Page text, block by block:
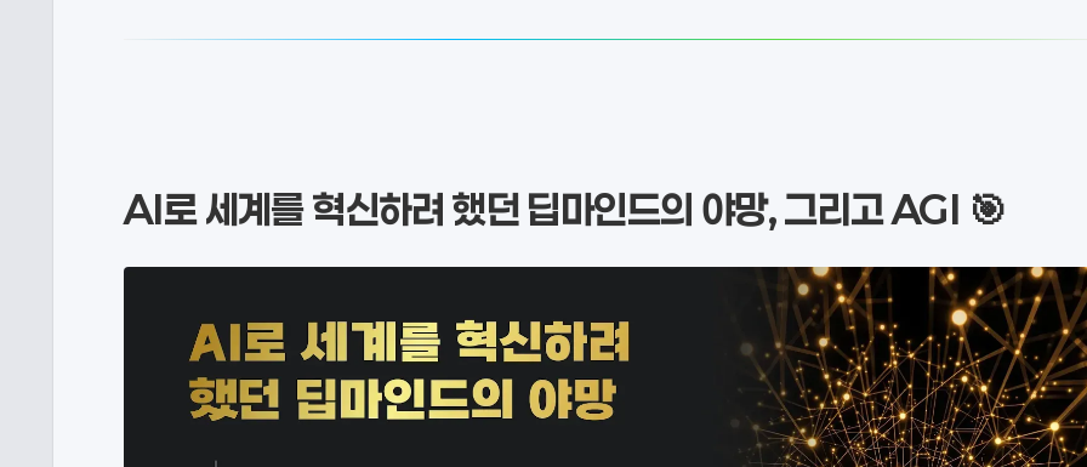
AI로 세계를 혁신하려 했던 딥마인드의 야망, 그리고 AGI 🎯